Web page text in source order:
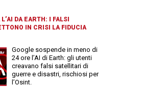
DA EARTH: I FALSI
IN CRISI LA FIDUCIA
Google sospende in meno di
24 ore l’AI di Earth: gli utenti
creavano falsi satellitari di
guerre e disastri, rischiosi per
l’Osint.